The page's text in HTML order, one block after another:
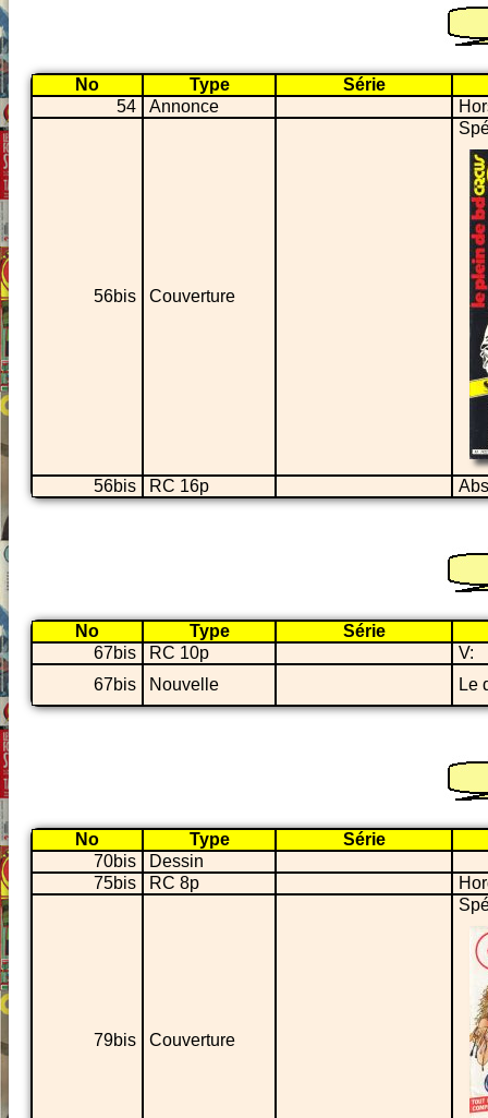
No Type
Série
54
Annonce
56bis Couverture
56bis RC 16p
No Type
Série
67bis
RC 10p
V:
67bis
Nouvelle Le
No Type
Série
70bis
Dessin
75bis
RC 8p
79bis Couverture